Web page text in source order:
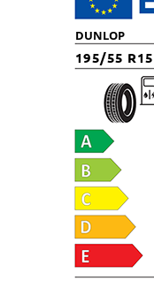
DUNLOP
195/55